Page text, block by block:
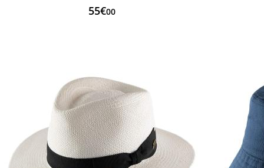
55€00